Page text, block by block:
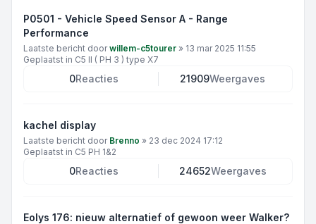
P0501 - Vehicle Speed Sensor A - Range
Performance
Laatste bericht doorwillem-c5tourer » 13 mar 2025 11:55
Geplaatst in C5 II ( PH 3 ) type X7
0Reacties 21909Weergaves
kachel display
Laatste bericht door Brenno » 23 dec 2024 17:12
Geplaatst in C5 PH 1&2
0Reacties 24652Weergaves
Eolys 176: nieuw alternatief of gewoon weer Walker?